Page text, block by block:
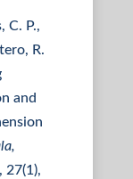
C. P.,
R.
and
27(1),